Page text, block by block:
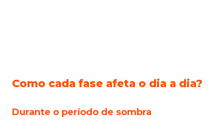
Como cada fase afeta o dia a dia?
Durante o período de sombra